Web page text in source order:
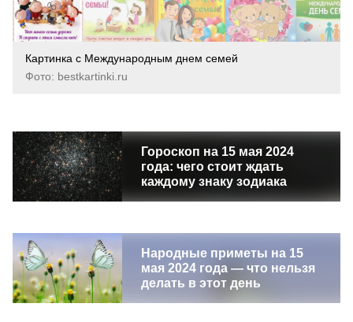
Картинка с Международным днем семей
Фото: bestkartinki.ru
Гороскоп на 15 мая 2024
года: чего стоит ждать
каждому знаку зодиака
Народные приметы на 15
мая 2024 года — что нельзя
делать в этот день